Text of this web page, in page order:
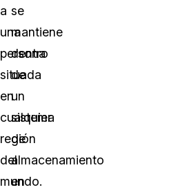
a
una
persona
situada
en
cualquier
región
del
mundo.
se
mantiene
dentro
de
un
sistema
de
almacenamiento
en